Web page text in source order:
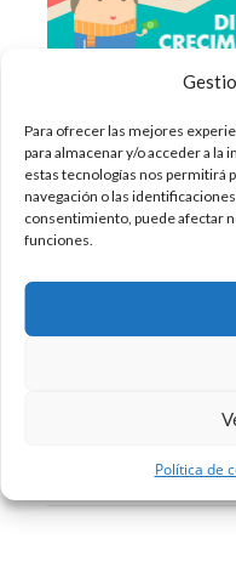
Para ofrecer las mejores
para almacenar y/o acceder a
estas tecnologías nos permitirá
navegación o las
consentimiento, puede afectar
funciones.
Política de
¿Cuál es la
económico y
parecido, pero no
conceptos están
significan lo mismo.
refiere al
como la producción